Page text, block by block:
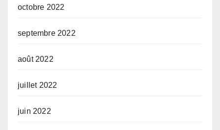
octobre 2022
septembre 2022
août 2022
juillet 2022
juin 2022